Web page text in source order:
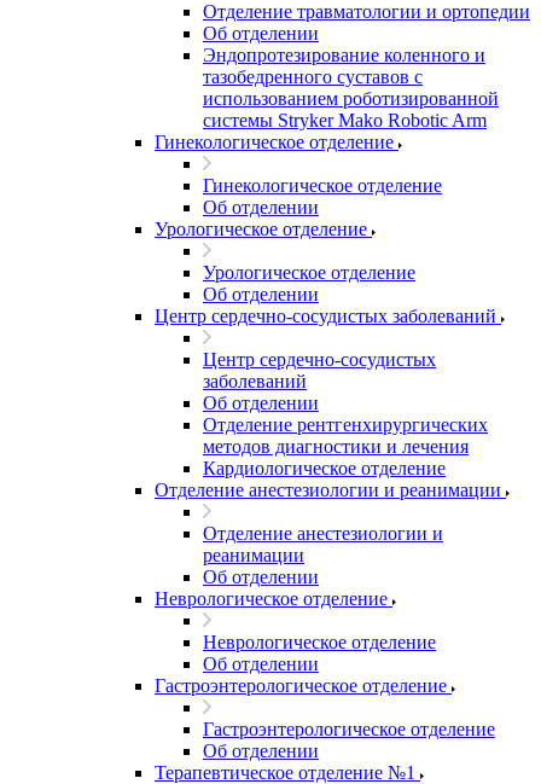
Отделение травматологии и ортопедии
Об отделении
Эндопротезирование коленного и
тазобедренного суставов с
использованием роботизированной
системы Stryker Mako Robotic Arm
Гинекологическое отделение
Гинекологическое отделение
Об отделении
Урологическое отделение
Урологическое отделение
Об отделении
Центр сердечно-сосудистых заболеваний
Центр сердечно-сосудистых
заболеваний
Об отделении
Отделение рентгенхирургических
методов диагностики и лечения
Кардиологическое отделение
Отделение анестезиологии и реанимации
Отделение анестезиологии и
реанимации
Об отделении
Неврологическое отделение
Неврологическое отделение
Об отделении
Гастроэнтерологическое отделение
Гастроэнтерологическое отделение
Об отделении
Терапевтическое отделение №1